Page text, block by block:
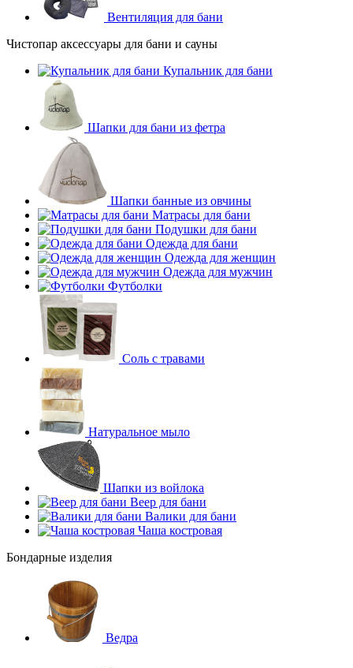
Вентиляция для бани
Чистопар аксессуары для бани и сауны
Купальник для бани
Шапки для бани из фетра
Шапки банные из овчины
Матрасы для бани
Подушки для бани
Одежда для бани
Одежда для женщин
Одежда для мужчин
Футболки
Соль с травами
Натуральное мыло
Шапки из войлока
Веер для бани
Валики для бани
Чаша костровая
Бондарные изделия
Ведра